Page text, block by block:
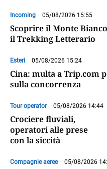
Incoming 05/08/2026 15:55
Scoprire il Monte
il Trekking Letterario
Esteri 05/08/2026 15:24
Cina: multa a Trip.com
sulla concorrenza
Tour operator 05/08/2026 14:44
Crociere fluviali,
operatori alle prese
con la siccità
Compagnie aeree 05/08/2026